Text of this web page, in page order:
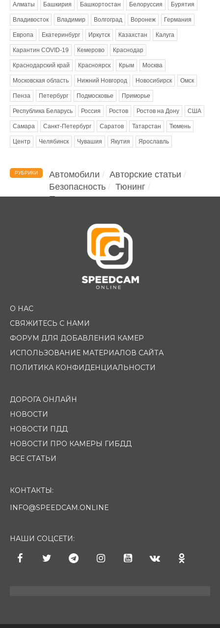
Алматы Башкирия Башкортостан Белоруссия Бурятия
Владивосток Владимир Волгоград Воронеж Германия
Европа Екатеринбург Иркутск Казахстан Калуга
Карантин COVID-19 Кемерово Краснодар
Краснодарский край Красноярск Крым Москва
Московская область Нижний Новгород Новосибирск Омск
Пенза Петербург Подмосковье Приморье
Республика Беларусь Россия Ростов Ростов на Дону США
Самара Санкт-Петербург Саратов Татарстан Тюмень
Центр Челябинск Чувашия Якутия Ярославль
РУБРИКИ Автомобили
Авторские статьи
Безопасность
Тюнинг
Помощь водителю
О НАС
СВЯЖИТЕСЬ С НАМИ
ФОРУМ ДЛЯ ДОБАВЛЕНИЯ КАМЕР
ИСПОЛЬЗОВАНИЕ МАТЕРИАЛОВ САЙТА
ПОЛИТИКА КОНФИДЕНЦИАЛЬНОСТИ
ДОРОГА ОНЛАЙН
НОВОСТИ
НОВОСТИ ПДД
НОВОСТИ ПРО КАМЕРЫ ГИБДД
ВСЕ СТАТЬИ
КОНТАКТЫ:
INFO@SPEEDCAM.ONLINE
НАШИ СОЦСЕТИ: